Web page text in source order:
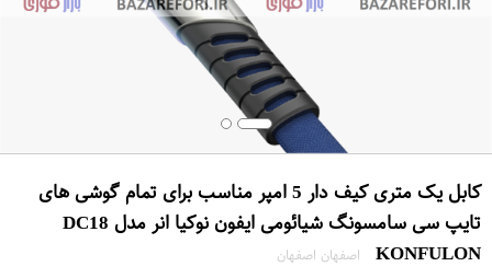
کابل یک متری کیف دار 5 امپر مناسب برای تمام گوشی های
تایپ سی سامسونگ شیائومی ایفون نوکیا انر مدل DC18
KONFULON
اصفهان اصفهان